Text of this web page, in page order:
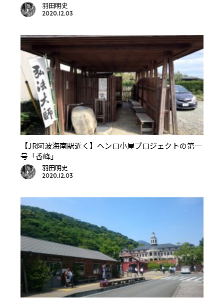
羽田明史
2020.12.03
【JR阿波海南駅近く】ヘンロ小屋プロジェクトの第一
号「香峰」
羽田明史
2020.12.03